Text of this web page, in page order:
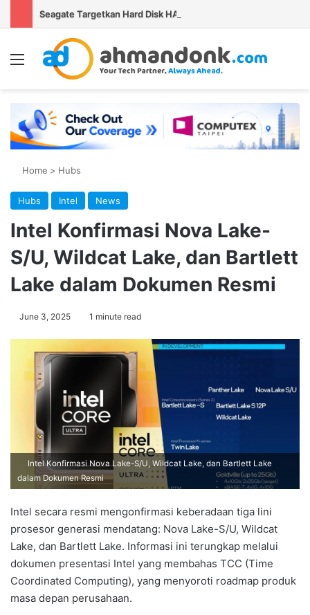
Menu
Home > Hubs
Hubs Intel News
Intel Konfirmasi Nova Lake-
S/U, Wildcat Lake, dan Bartlett
Lake dalam Dokumen Resmi
June 3, 2025 1 minute read
Intel Konfirmasi Nova Lake-S/U, Wildcat Lake, dan Bartlett Lake
dalam Dokumen Resmi
Intel secara resmi mengonfirmasi keberadaan tiga lini
prosesor generasi mendatang: Nova Lake-S/U, Wildcat
Lake, dan Bartlett Lake. Informasi ini terungkap melalui
dokumen presentasi Intel yang membahas TCC (Time
Coordinated Computing), yang menyoroti roadmap produk
masa depan perusahaan.